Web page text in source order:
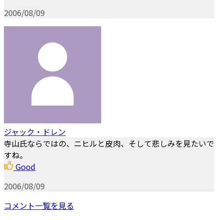
2006/08/09
ジャック・ドレン
寺山氏ならではの、ニヒルと皮肉、そして悲しみを見たいで
すね。
Good
2006/08/09
コメント一覧を見る